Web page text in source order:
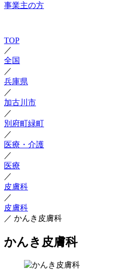
事業主の方
TOP
／
全国
／
兵庫県
／
加古川市
／
別府町緑町
／
医療・介護
／
医療
／
皮膚科
／
皮膚科
／ かんき皮膚科
かんき皮膚科